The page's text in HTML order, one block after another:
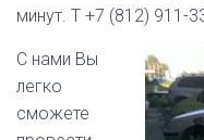
минут. Т +7 (812) 911-
С нами Вы
легко
сможете